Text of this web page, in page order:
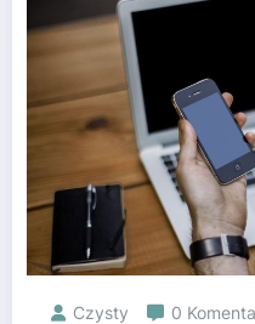
Czysty 0